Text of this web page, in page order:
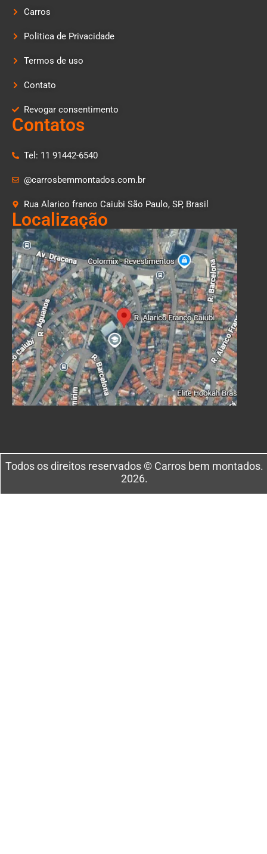
Carros
Politica de Privacidade
Termos de uso
Contato
Revogar consentimento
Contatos
Tel: 11 91442-6540
@carrosbemmontados.com.br
Rua Alarico franco Caiubi São Paulo, SP, Brasil
Localização
Todos os direitos reservados © Carros bem montados.
2026.